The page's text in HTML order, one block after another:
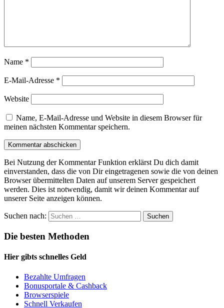
Name *
E-Mail-Adresse *
Website
Name, E-Mail-Adresse und Website in diesem Browser für
meinen nächsten Kommentar speichern.
Bei Nutzung der Kommentar Funktion erklärst Du dich damit
einverstanden, dass die von Dir eingetragenen sowie die von deinen
Browser übermittelten Daten auf unserem Server gespeichert
werden. Dies ist notwendig, damit wir deinen Kommentar auf
unserer Seite anzeigen können.
Suchen nach:
Die besten Methoden
Hier gibts schnelles Geld
Bezahlte Umfragen
Bonusportale & Cashback
Browserspiele
Schnell Verkaufen